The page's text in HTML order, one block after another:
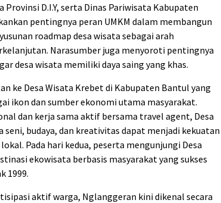
Provinsi D.I.Y, serta Dinas Pariwisata Kabupaten
pentingnya peran UMKM dalam membangun
roadmap desa wisata sebagai arah
Narasumber juga menyoroti pentingnya
desa wisata memiliki daya saing yang khas.
ke Desa Wisata Krebet di Kabupaten Bantul yang
ikon dan sumber ekonomi utama masyarakat.
dan kerja sama aktif bersama travel agent, Desa
budaya, dan kreativitas dapat menjadi kekuatan
Pada hari kedua, peserta mengunjungi Desa
ekowisata berbasis masyarakat yang sukses
1999.
aktif warga, Nglanggeran kini dikenal secara